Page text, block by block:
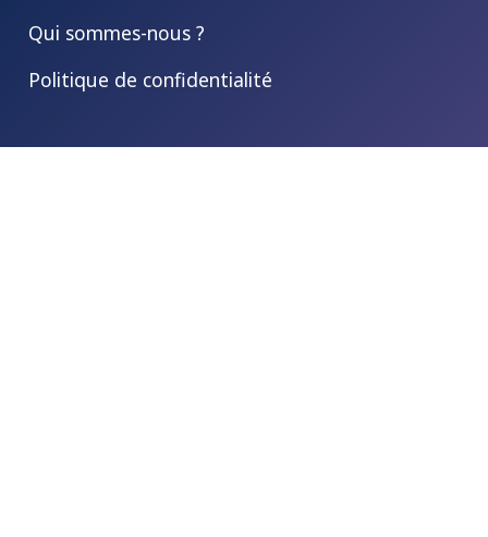
Qui sommes-nous ?
Politique de confidentialité